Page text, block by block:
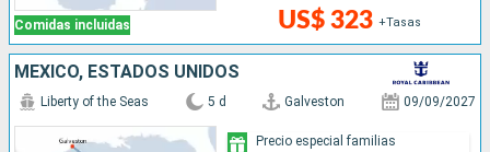
Comidas incluidas US$ 323 +Tasas
MÉXICO, ESTADOS UNIDOS
Liberty of the Seas 5 d Galveston 09/09/2027
Precio especial familias